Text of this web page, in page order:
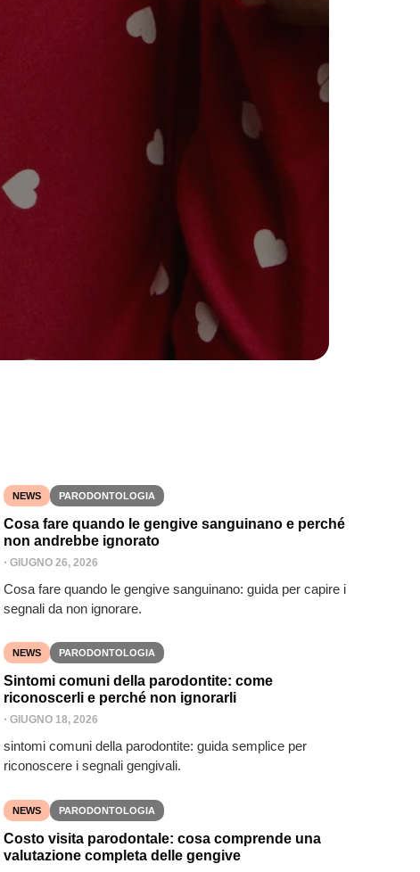
NEWS PARODONTOLOGIA
Cosa fare quando le gengive sanguinano e perché
non andrebbe ignorato
⋅ GIUGNO 26, 2026
Cosa fare quando le gengive sanguinano: guida per capire i
segnali da non ignorare.
NEWS PARODONTOLOGIA
Sintomi comuni della parodontite: come
riconoscerli e perché non ignorarli
⋅ GIUGNO 18, 2026
sintomi comuni della parodontite: guida semplice per
riconoscere i segnali gengivali.
NEWS PARODONTOLOGIA
Costo visita parodontale: cosa comprende una
valutazione completa delle gengive